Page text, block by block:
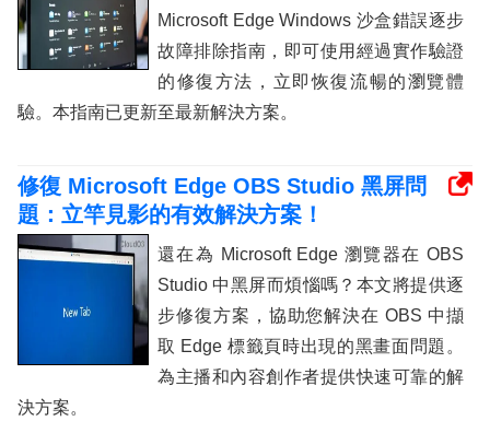
Microsoft Edge Windows 沙盒錯誤逐步
故障排除指南，即可使用經過實作驗證
的修復方法，立即恢復流暢的瀏覽體
驗。本指南已更新至最新解決方案。
修復 Microsoft Edge OBS Studio 黑屏問
題：立竿見影的有效解決方案！
還在為 Microsoft Edge 瀏覽器在 OBS
Studio 中黑屏而煩惱嗎？本文將提供逐
步修復方案，協助您解決在 OBS 中擷
取 Edge 標籤頁時出現的黑畫面問題。
為主播和內容創作者提供快速可靠的解
決方案。